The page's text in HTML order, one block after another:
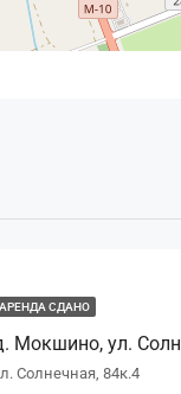
АРЕНДА СДАНО
Мокшино, ул.
Солнечная, 84к.4